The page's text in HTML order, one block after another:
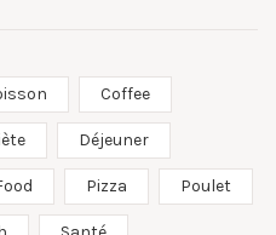
Coffee
Déjeuner
Pizza Poulet